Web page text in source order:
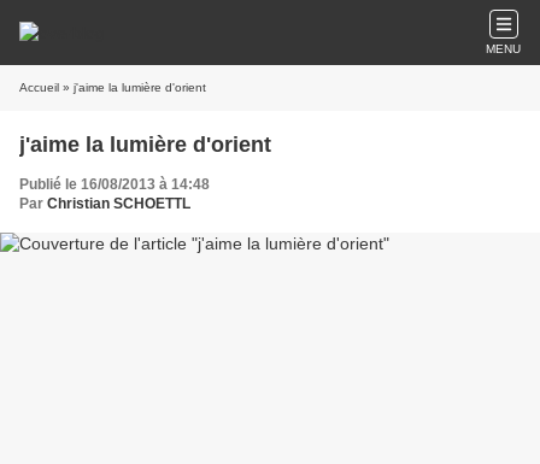
MENU
Accueil » j'aime la lumière d'orient
j'aime la lumière d'orient
Publié le 16/08/2013 à 14:48
Par Christian SCHOETTL